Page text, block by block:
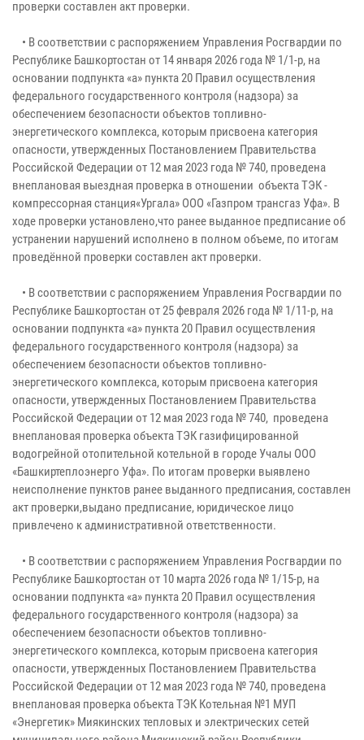
проверки составлен акт проверки.
• В соответствии с распоряжением Управления Росгвардии по
Республике Башкортостан от 14 января 2026 года № 1/1-р, на
основании подпункта «а» пункта 20 Правил осуществления
федерального государственного контроля (надзора) за
обеспечением безопасности объектов топливно-
энергетического комплекса, которым присвоена категория
опасности, утвержденных Постановлением Правительства
Российской Федерации от 12 мая 2023 года № 740, проведена
внеплановая выездная проверка в отношении объекта ТЭК -
компрессорная станция«Ургала» ООО «Газпром трансгаз Уфа». В
ходе проверки установлено,что ранее выданное предписание об
устранении нарушений исполнено в полном объеме, по итогам
проведённой проверки составлен акт проверки.
• В соответствии с распоряжением Управления Росгвардии по
Республике Башкортостан от 25 февраля 2026 года № 1/11-р, на
основании подпункта «а» пункта 20 Правил осуществления
федерального государственного контроля (надзора) за
обеспечением безопасности объектов топливно-
энергетического комплекса, которым присвоена категория
опасности, утвержденных Постановлением Правительства
Российской Федерации от 12 мая 2023 года № 740, проведена
внеплановая проверка объекта ТЭК газифицированной
водогрейной отопительной котельной в городе Учалы ООО
«Башкиртеплоэнерго Уфа». По итогам проверки выявлено
неисполнение пунктов ранее выданного предписания, составлен
акт проверки,выдано предписание, юридическое лицо
привлечено к административной ответственности.
• В соответствии с распоряжением Управления Росгвардии по
Республике Башкортостан от 10 марта 2026 года № 1/15-р, на
основании подпункта «а» пункта 20 Правил осуществления
федерального государственного контроля (надзора) за
обеспечением безопасности объектов топливно-
энергетического комплекса, которым присвоена категория
опасности, утвержденных Постановлением Правительства
Российской Федерации от 12 мая 2023 года № 740, проведена
внеплановая проверка объекта ТЭК Котельная №1 МУП
«Энергетик» Миякинских тепловых и электрических сетей